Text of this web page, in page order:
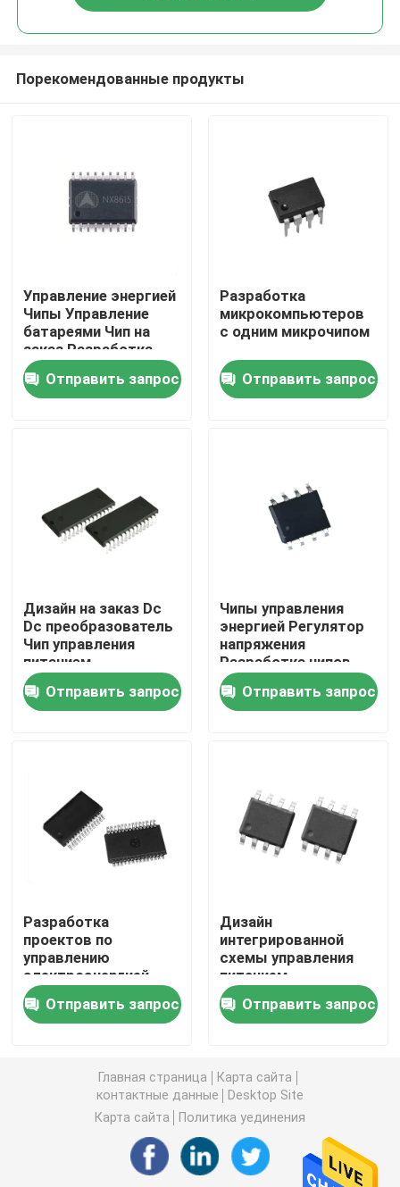
Продукты
О нас
Проверка качества
Свяжитесь мы
Пользовательская интегральная схема
дизайн микросхемы ic
печатная плата
Видеочип HDMI
Аудио микросхема
Периферийный USB-чип
Обломоки управления силы
Порекомендованные продукты
Управление энергией
Чипы Управление
батареями Чип на
заказ Разработка
Отправить запрос
Разработка
микрокомпьютеров
с одним микрочипом
Отправить запрос
Дизайн на заказ Dc
Dc преобразователь
Чип управления
питанием
интегрированная
схема PCBA
Отправить запрос
Чипы управления
энергией Регулятор
напряжения
Разработка чипов
Отправить запрос
Разработка
проектов по
управлению
электроэнергией
Отправить запрос
Дизайн
интегрированной
схемы управления
питанием
Отправить запрос
Главная страница
Карта сайта
контактные данные
Desktop Site
Карта сайта
Политика уединения